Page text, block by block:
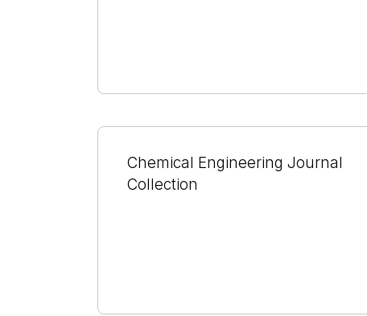
Chemical Engineering Journal
Collection